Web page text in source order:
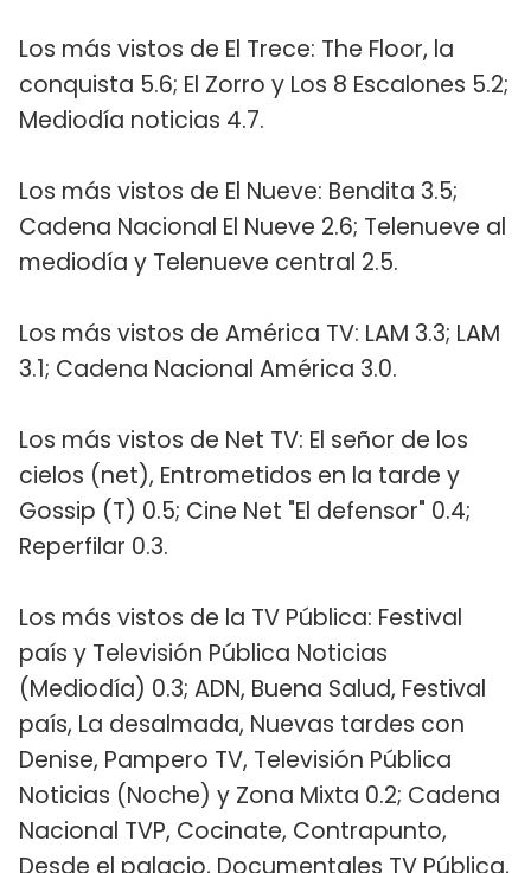
Los más vistos de El Trece: The Floor, la
conquista 5.6; El Zorro y Los 8 Escalones 5.2;
Mediodía noticias 4.7.
Los más vistos de El Nueve: Bendita 3.5;
Cadena Nacional El Nueve 2.6; Telenueve al
mediodía y Telenueve central 2.5.
Los más vistos de América TV: LAM 3.3; LAM
3.1; Cadena Nacional América 3.0.
Los más vistos de Net TV: El señor de los
cielos (net), Entrometidos en la tarde y
Gossip (T) 0.5; Cine Net "El defensor" 0.4;
Reperfilar 0.3.
Los más vistos de la TV Pública: Festival
país y Televisión Pública Noticias
(Mediodía) 0.3; ADN, Buena Salud, Festival
país, La desalmada, Nuevas tardes con
Denise, Pampero TV, Televisión Pública
Noticias (Noche) y Zona Mixta 0.2; Cadena
Nacional TVP, Cocinate, Contrapunto,
Desde el palacio, Documentales TV Pública,